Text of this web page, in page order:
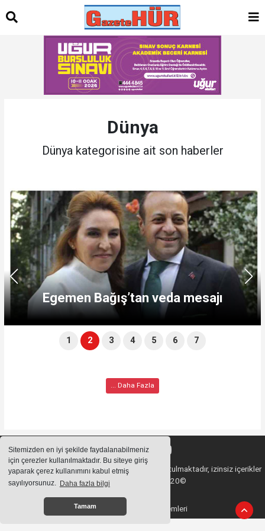
Sitemizden en iyi şekilde faydalanabilmeniz
için çerezler kullanılmaktadır. Bu siteye giriş
yaparak çerez kullanımını kabul etmiş
sayılıyorsunuz. Daha fazla bilgi
Tamam
Dünya
Dünya kategorisine ait son haberler
Egemen Bağış’tan veda mesajı
1 2 3 4 5 6 7
... Daha Fazla
Sitemizde bulunan içeriklerin tüm hakları saklı tutulmaktadır, izinsiz içerikler
kullanılamaz. Copyright 2020©
Haber Yazılımı: Haber Sistemleri